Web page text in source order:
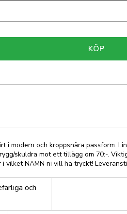
KÖP
i modern och kroppsnära passform.
skuldra mot ett tillägg om 70:-.
vilket NAMN ni vill ha tryckt!
och